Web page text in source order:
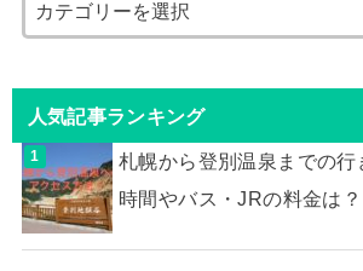
人気記事ランキング
札幌から登別温泉までの
時間やバス・JRの料金は？